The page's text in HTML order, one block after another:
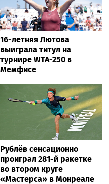
16-летняя Лютова
выиграла титул на
турнире WTA-250 в
Мемфисе
Рублёв сенсационно
проиграл 281-й ракетке
во втором круге
«Мастерса» в Монреале